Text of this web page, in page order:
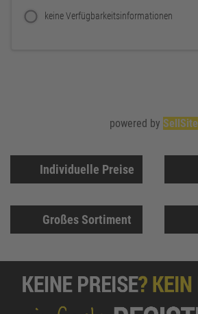
keine Verfügbarkeitsinformationen
Individuelle Preise
Großes Sortiment
powered by SellSite